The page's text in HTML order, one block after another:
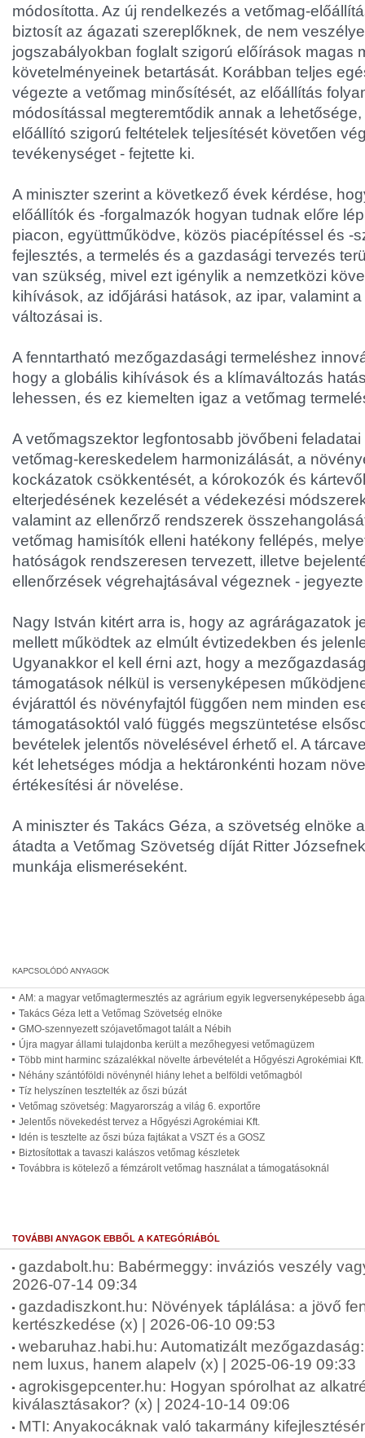
módosította. Az új rendelkezés a vetőmag-
biztosít az ágazati szereplőknek, de nem
jogszabályokban foglalt szigorú előírások magas
követelményeinek betartását. Korábban teljes
végezte a vetőmag minősítését, az előállítás
módosítással megteremtődik annak a
előállító szigorú feltételek teljesítését követően
tevékenységet - fejtette ki.
A miniszter szerint a következő évek kérdése,
előállítók és -forgalmazók hogyan tudnak előre
piacon, együttműködve, közös piacépítéssel és -
fejlesztés, a termelés és a gazdasági tervezés
van szükség, mivel ezt igénylik a nemzetközi
kihívások, az időjárási hatások, az ipar, valamint
változásai is.
A fenntartható mezőgazdasági termeléshez
hogy a globális kihívások és a klímaváltozás
lehessen, és ez kiemelten igaz a vetőmag
A vetőmagszektor legfontosabb jövőbeni
vetőmag-kereskedelem harmonizálását, a
kockázatok csökkentését, a kórokozók és
elterjedésének kezelését a védekezési
valamint az ellenőrző rendszerek
vetőmag hamisítók elleni hatékony fellépés,
hatóságok rendszeresen tervezett, illetve
ellenőrzések végrehajtásával végeznek -
Nagy István kitért arra is, hogy az agrárágazatok
mellett működtek az elmúlt évtizedekben és
Ugyanakkor el kell érni azt, hogy a
támogatások nélkül is versenyképesen
évjárattól és növényfajtól függően nem minden
támogatásoktól való függés megszüntetése
bevételek jelentős növelésével érhető el. A
két lehetséges módja a hektáronkénti hozam
értékesítési ár növelése.
A miniszter és Takács Géza, a szövetség elnöke
átadta a Vetőmag Szövetség díját Ritter
munkája elismeréseként.
AM: a magyar vetőmagtermesztés az agrárium egyik legversenyképesebb
Takács Géza lett a Vetőmag Szövetség elnöke
GMO-szennyezett szójavetőmagot talált a Nébih
Újra magyar állami tulajdonba került a mezőhegyesi vetőmagüzem
Több mint harminc százalékkal növelte árbevételét a Hőgyészi Agrokémiai Kft.
Néhány szántóföldi növénynél hiány lehet a belföldi vetőmagból
Tíz helyszínen tesztelték az őszi búzát
Vetőmag szövetség: Magyarország a világ 6. exportőre
Jelentős növekedést tervez a Hőgyészi Agrokémiai Kft.
Idén is tesztelte az őszi búza fajtákat a VSZT és a GOSZ
Biztosítottak a tavaszi kalászos vetőmag készletek
Továbbra is kötelező a fémzárolt vetőmag használat a támogatásoknál
TOVÁBBI ANYAGOK EBBŐL A KATEGÓRIÁBÓL
gazdabolt.hu: Babérmeggy: inváziós veszély
2026-07-14 09:34
gazdadiszkont.hu: Növények táplálása: a jövő
kertészkedése (x) | 2026-06-10 09:53
webaruhaz.habi.hu: Automatizált
nem luxus, hanem alapelv (x) | 2025-06-19 09:33
agrokisgepcenter.hu: Hogyan spórolhat az
kiválasztásakor? (x) | 2024-10-14 09:06
MTI: Anyakocáknak való takarmány